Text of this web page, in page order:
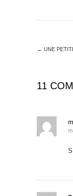
← UNE
11